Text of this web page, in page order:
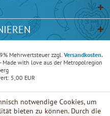
Mehrwertsteuer zzgl. Versandkosten.
with love aus der Metropolregion
5,00 EUR
notwendige Cookies, um
bieten zu können. Durch die